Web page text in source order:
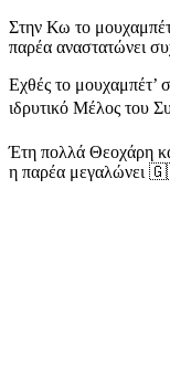
Στην Κω το
παρέα αναστατώνει
Εχθές το μουχαμπέτ’
ιδρυτικό Μέλος του
Έτη πολλά Θεοχάρη
η παρέα μεγαλώνει